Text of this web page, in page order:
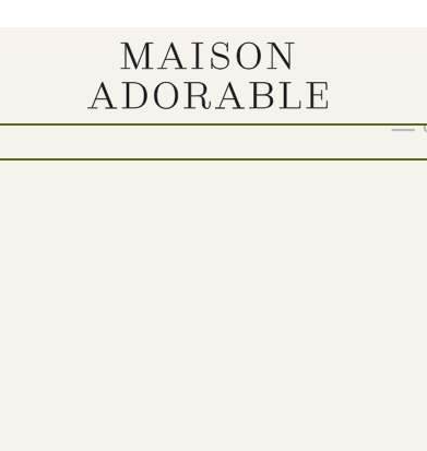
Show 9 12 18 24